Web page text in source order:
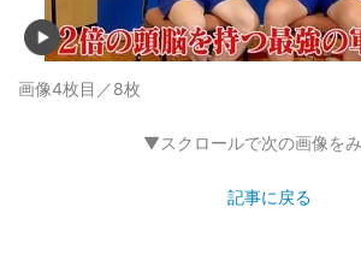
画像4枚目／8枚
▼スクロールで次の画像を
記事に戻る